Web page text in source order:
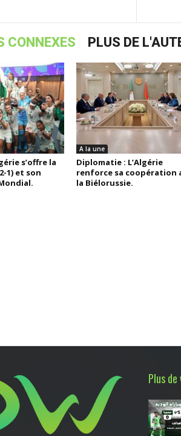
CONNEXES PLUS DE
s’offre la
1) et son
A la une
Diplomatie : L’Algérie
renforce sa coopération
la Biélorussie.
Plus de